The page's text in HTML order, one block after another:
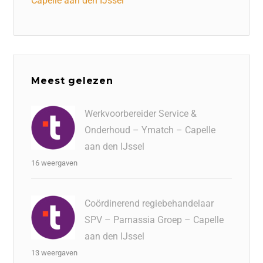
Meest gelezen
Werkvoorbereider Service &
Onderhoud – Ymatch – Capelle
aan den IJssel
16 weergaven
Coördinerend regiebehandelaar
SPV – Parnassia Groep – Capelle
aan den IJssel
13 weergaven